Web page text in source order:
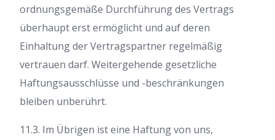
ordnungsgemäße Durchführung des Vertrags
überhaupt erst ermöglicht und auf deren
Einhaltung der Vertragspartner regelmäßig
vertrauen darf. Weitergehende gesetzliche
Haftungsausschlüsse und -beschränkungen
bleiben unberührt.
11.3. Im Übrigen ist eine Haftung von uns,